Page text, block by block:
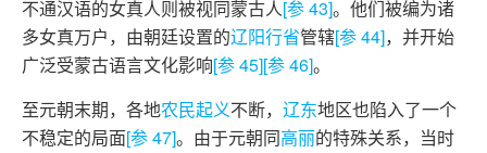
不通汉语的女真人则被视同蒙古人[参 43]。他们被编为诸
多女真万户，由朝廷设置的辽阳行省管辖[参 44]，并开始
广泛受蒙古语言文化影响[参 45][参 46]。
至元朝末期，各地农民起义不断， 辽东地区也陷入了一个
不稳定的局面[参 47]。由于元朝同高丽的特殊关系，当时